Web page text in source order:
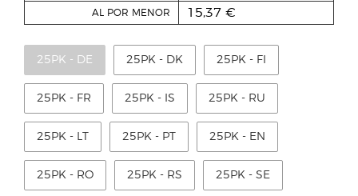
AL POR MENOR 15,37 €
25PK - DE 25PK - DK 25PK - FI
25PK - FR 25PK - IS 25PK - RU
25PK - LT 25PK - PT 25PK - EN
25PK - RO 25PK - RS 25PK - SE